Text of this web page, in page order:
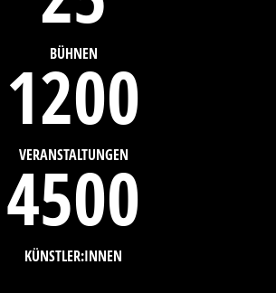
BÜHNEN
1200
VERANSTALTUNGEN
4500
KÜNSTLER:INNEN